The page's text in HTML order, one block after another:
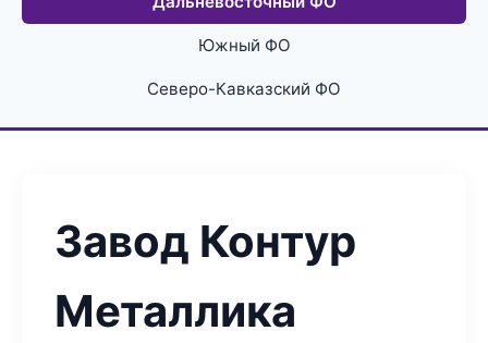
Южный ФО
Северо-Кавказский ФО
Завод Контур
Металлика